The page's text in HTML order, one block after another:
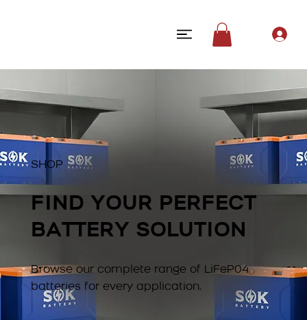
SHOP
FIND YOUR PERFECT
BATTERY SOLUTION
Browse our complete range of LiFeP04
batteries for every application.